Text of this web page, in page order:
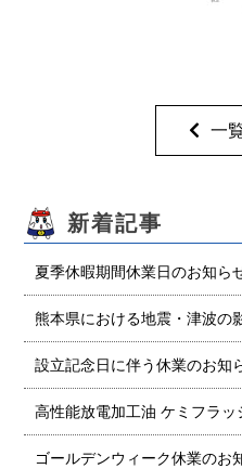
一
新着記事
夏季休暇期間休業日のお知ら
熊本県における地震・津波の
設立記念日に伴う休業のお知
高性能放電加工油 ケミフラッ
ゴールデンウィーク休業のお